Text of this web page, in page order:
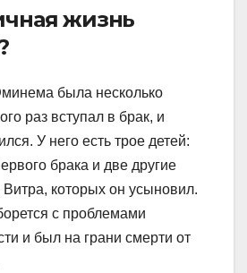
жизнь
была несколько
раз вступал в брак, и
У него есть трое детей:
брака и две другие
которых он усыновил.
с проблемами
и был на грани смерти от